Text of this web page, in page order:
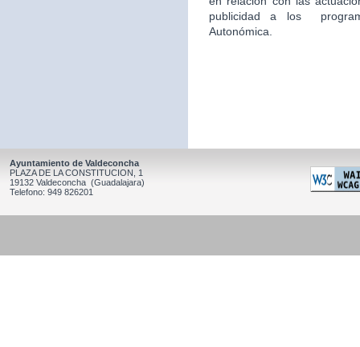
publicidad a los
Autonómica.
Ayuntamiento de Valdeconcha
PLAZA DE LA CONSTITUCION, 1
19132 Valdeconcha (Guadalajara)
Telefono: 949 826201